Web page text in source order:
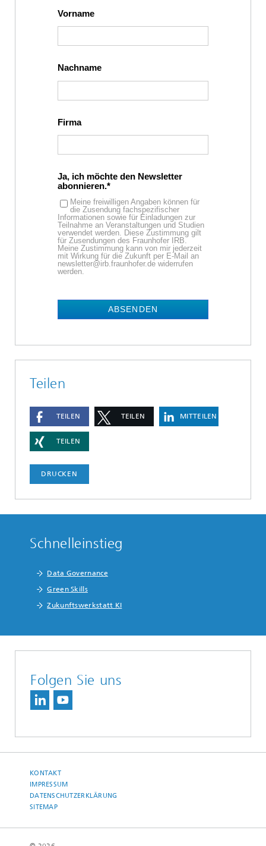
Vorname
Nachname
Firma
Ja, ich möchte den Newsletter
abonnieren.
Meine freiwilligen Angaben können für
die Zusendung fachspezifischer
Informationen sowie für Einladungen zur
Teilnahme an Veranstaltungen und Studien
verwendet werden. Diese Zustimmung gilt
für Zusendungen des Fraunhofer IRB.
Meine Zustimmung kann von mir jederzeit
mit Wirkung für die Zukunft per E-Mail an
newsletter@irb.fraunhofer.de widerrufen
werden.
ABSENDEN
Teilen
TEILEN TEILEN MITTEILEN
TEILEN
DRUCKEN
Schnelleinstieg
Data Governance
Green Skills
Zukunftswerkstatt KI
Folgen Sie uns
KONTAKT
IMPRESSUM
DATENSCHUTZERKLÄRUNG
SITEMAP